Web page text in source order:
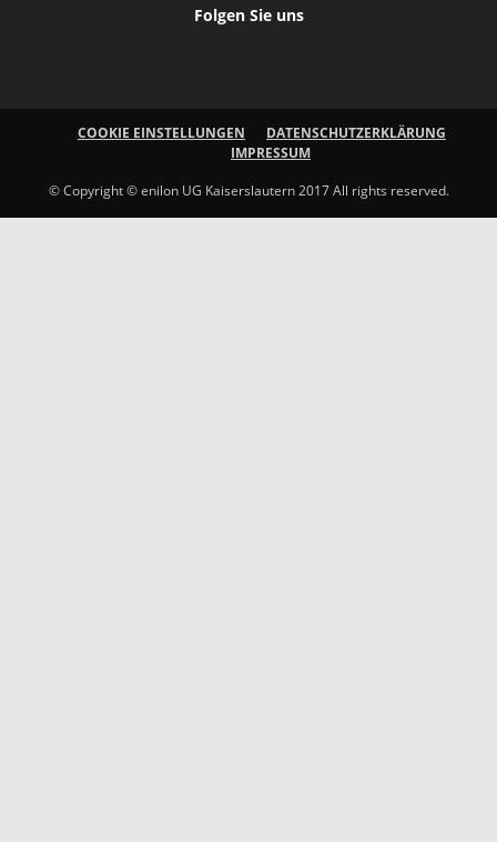
Folgen Sie uns
COOKIE EINSTELLUNGEN
DATENSCHUTZERKLÄRUNG
IMPRESSUM
© Copyright © enilon UG Kaiserslautern 2017 All rights reserved.